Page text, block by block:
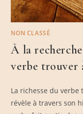
NON CLASSÉ
À la
verbe trouver
La richesse du verbe
révèle à travers son